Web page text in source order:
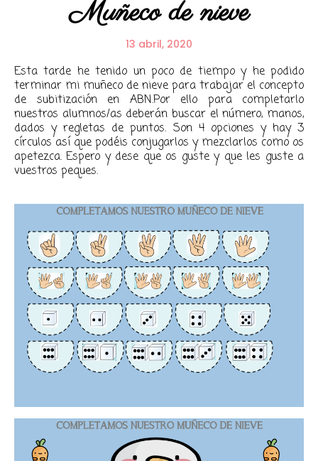
Muñeco de nieve
13 abril, 2020
Esta tarde he tenido un poco de tiempo y he podido
terminar mi muñeco de nieve para trabajar el concepto
de subitización en ABN.Por ello para completarlo
nuestros alumnos/as deberán buscar el número, manos,
dados y regletas de puntos. Son 4 opciones y hay 3
círculos así que podéis conjugarlos y mezclarlos como os
apetezca. Espero y dese que os guste y que les guste a
vuestros peques.